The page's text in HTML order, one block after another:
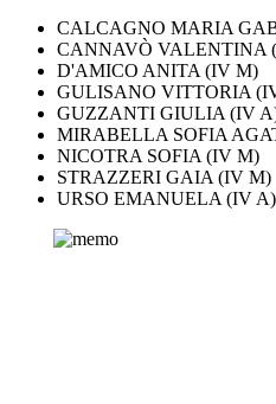
CALCAGNO MARIA
CANNAVÒ VALENTINA
D'AMICO ANITA (IV M)
GULISANO VITTORIA
GUZZANTI GIULIA (IV
MIRABELLA SOFIA
NICOTRA SOFIA (IV M)
STRAZZERI GAIA (IV M)
URSO EMANUELA (IV A)